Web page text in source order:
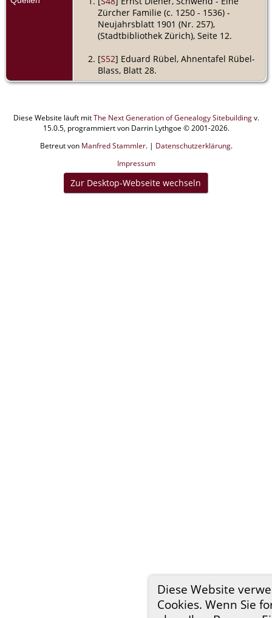
Diese Website
Cookies. Wenn Sie
Zürcher Familie (c. 1250 - 1536) -
Neujahrsblatt 1901 (Nr. 257),
(Stadtbibliothek Zürich), Seite 12.
[S52] Eduard Rübel, Ahnentafel Rübel-
Blass, Blatt 28.
Diese Website läuft mitThe Next Generation of Genealogy Sitebuildingv.
15.0.5, programmiert von Darrin Lythgoe © 2001-2026.
Betreut von Manfred Stammler. | Datenschutzerklärung.
Impressum
Zur Desktop-Webseite wechseln